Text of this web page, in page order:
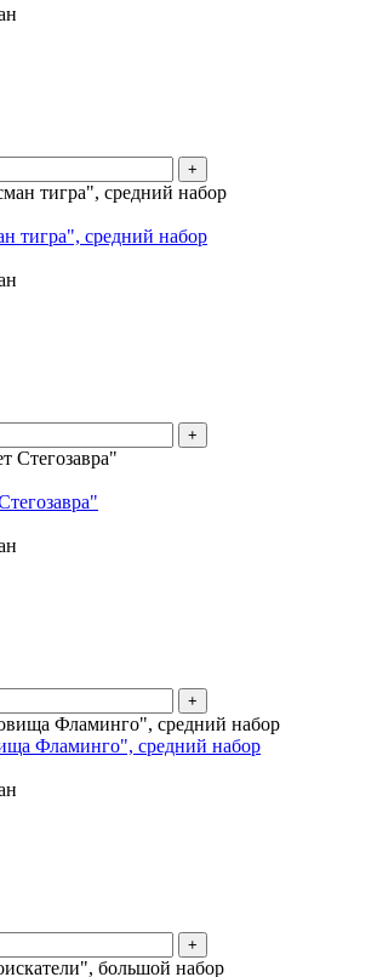
+
тигра", средний набор
+
+
Фламинго", средний набор
+